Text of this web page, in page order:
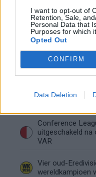
I want to opt-out of
Retention, Sale,
Personal Data that
Purposes for which
Opted Out
CONFIRM
Data Deletion
Calvin Stengs
onzekere
Zoë Livay raakt
Feyenoord na
League? PSV en
Conference
uitgeschakeld
VAR
Vier oud-
wereldkampioen